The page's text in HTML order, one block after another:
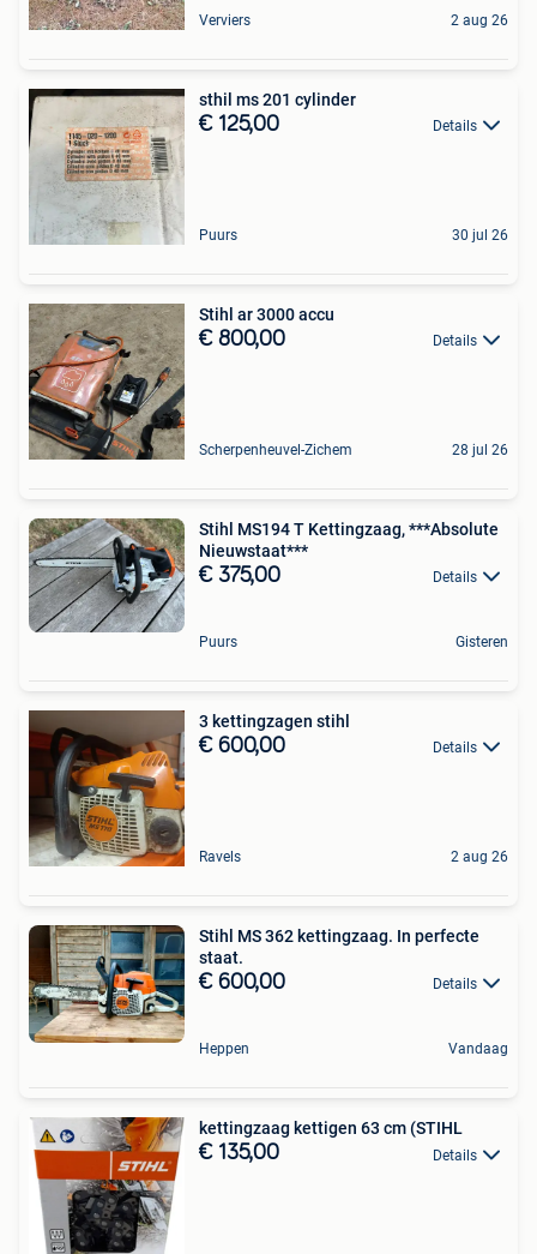
Verviers 2 aug 26
sthil ms 201 cylinder
€ 125,00 Details
Puurs 30 jul 26
Stihl ar 3000 accu
€ 800,00 Details
Scherpenheuvel-Zichem 28 jul 26
Stihl MS194 T Kettingzaag, ***Absolute
Nieuwstaat***
€ 375,00 Details
Puurs Gisteren
3 kettingzagen stihl
€ 600,00 Details
Ravels 2 aug 26
Stihl MS 362 kettingzaag. In perfecte
staat.
€ 600,00 Details
Heppen Vandaag
kettingzaag kettigen 63 cm (STIHL
€ 135,00 Details